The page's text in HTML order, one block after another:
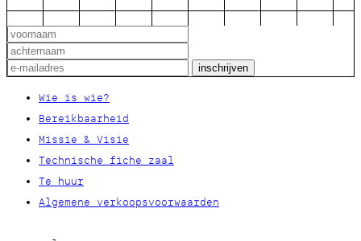
Wie is wie?
Bereikbaarheid
Missie & Visie
Technische fiche zaal
Te huur
Algemene verkoopsvoorwaarden